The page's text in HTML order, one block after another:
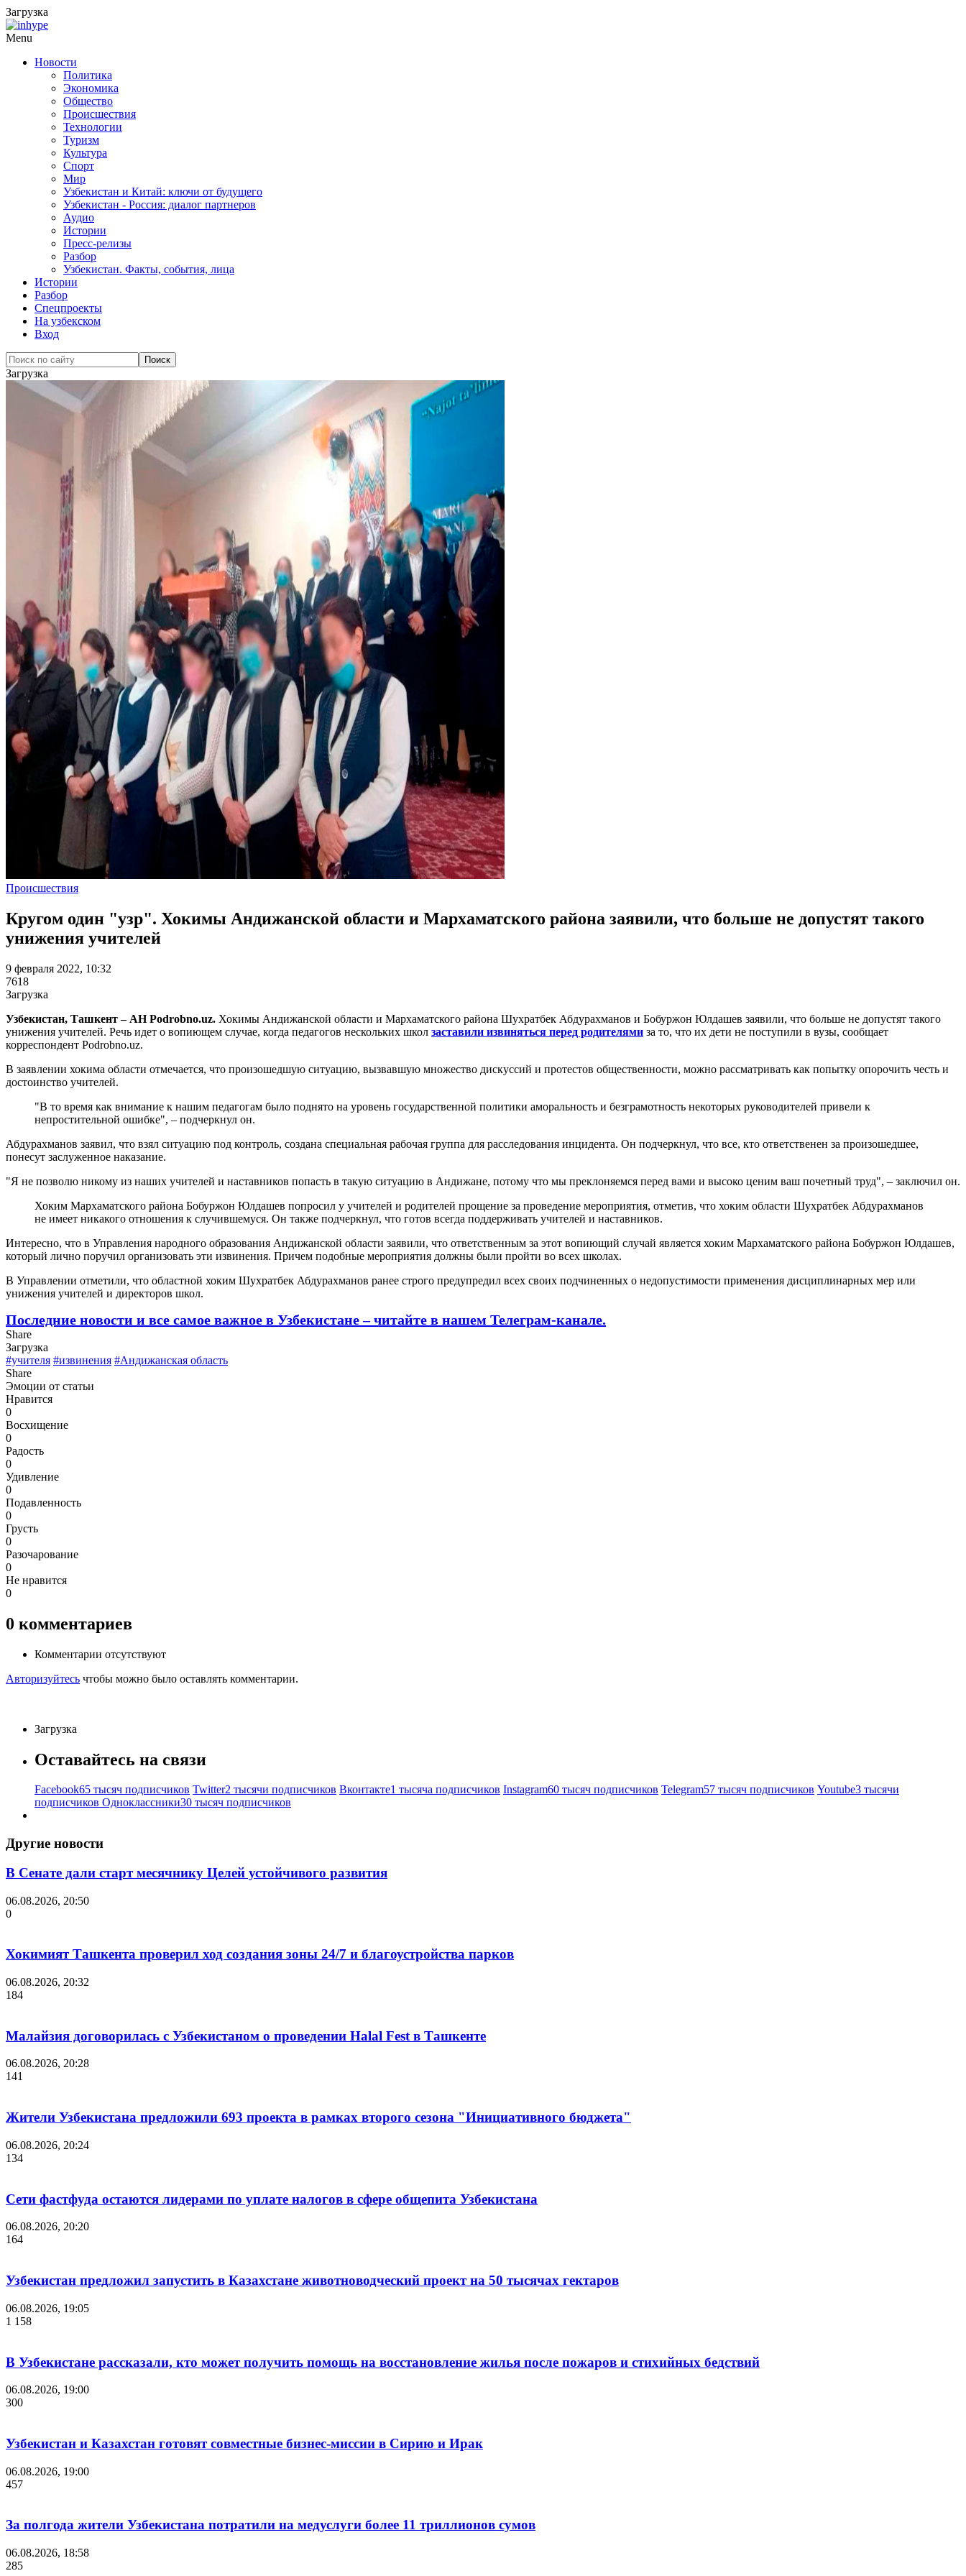
Загрузка
Menu
Новости
Политика
Экономика
Общество
Происшествия
Технологии
Туризм
Культура
Спорт
Мир
Узбекистан и Китай: ключи от будущего
Узбекистан - Россия: диалог партнеров
Аудио
Истории
Пресс-релизы
Разбор
Узбекистан. Факты, события, лица
Истории
Разбор
Спецпроекты
На узбекском
Вход
Загрузка
Происшествия
Кругом один "узр". Хокимы Андижанской области и Мархаматского района заявили, что больше не допустят такого
унижения учителей
9 февраля 2022, 10:32
7618
Загрузка
Узбекистан, Ташкент – АН Podrobno.uz. Хокимы Андижанской области и Мархаматского района Шухратбек Абдурахманов и Бобуржон Юлдашев заявили, что больше не допустят такого
унижения учителей. Речь идет о вопиющем случае, когда педагогов нескольких школ заставили извиняться перед родителями за то, что их дети не поступили в вузы, сообщает
корреспондент Podrobno.uz.
В заявлении хокима области отмечается, что произошедшую ситуацию, вызвавшую множество дискуссий и протестов общественности, можно рассматривать как попытку опорочить честь и
достоинство учителей.
"В то время как внимание к нашим педагогам было поднято на уровень государственной политики аморальность и безграмотность некоторых руководителей привели к
непростительной ошибке", – подчеркнул он.
Абдурахманов заявил, что взял ситуацию под контроль, создана специальная рабочая группа для расследования инцидента. Он подчеркнул, что все, кто ответственен за произошедшее,
понесут заслуженное наказание.
"Я не позволю никому из наших учителей и наставников попасть в такую ​​ситуацию в Андижане, потому что мы преклоняемся перед вами и высоко ценим ваш почетный труд", – заключил он.
Хоким Мархаматского района Бобуржон Юлдашев попросил у учителей и родителей прощение за проведение мероприятия, отметив, что хоким области Шухратбек Абдурахманов
не имеет никакого отношения к случившемуся. Он также подчеркнул, что готов всегда поддерживать учителей и наставников.
Интересно, что в Управления народного образования Андижанской области заявили, что ответственным за этот вопиющий случай является хоким Мархаматского района Бобуржон Юлдашев,
который лично поручил организовать эти извинения. Причем подобные мероприятия должны были пройти во всех школах.
В Управлении отметили, что областной хоким Шухратбек Абдурахманов ранее строго предупредил всех своих подчиненных о недопустимости применения дисциплинарных мер или
унижения учителей и директоров школ.
Последние новости и все самое важное в Узбекистане – читайте в нашем Телеграм-канале.
Share
Загрузка
#учителя #извинения #Андижанская область
Share
Эмоции от статьи
Нравится
0
Восхищение
0
Радость
0
Удивление
0
Подавленность
0
Грусть
0
Разочарование
0
Не нравится
0
0 комментариев
Комментарии отсутствуют
Авторизуйтесь чтобы можно было оставлять комментарии.
Загрузка
Оставайтесь на связи
Facebook65 тысяч подписчиков Twitter2 тысячи подписчиков Вконтакте1 тысяча подписчиков Instagram60 тысяч подписчиков Telegram57 тысяч подписчиков Youtube3 тысячи
подписчиков Одноклассники30 тысяч подписчиков
Другие новости
В Сенате дали старт месячнику Целей устойчивого развития
06.08.2026, 20:50
0
Хокимият Ташкента проверил ход создания зоны 24/7 и благоустройства парков
06.08.2026, 20:32
184
Малайзия договорилась с Узбекистаном о проведении Halal Fest в Ташкенте
06.08.2026, 20:28
141
Жители Узбекистана предложили 693 проекта в рамках второго сезона "Инициативного бюджета"
06.08.2026, 20:24
134
Сети фастфуда остаются лидерами по уплате налогов в сфере общепита Узбекистана
06.08.2026, 20:20
164
Узбекистан предложил запустить в Казахстане животноводческий проект на 50 тысячах гектаров
06.08.2026, 19:05
1 158
В Узбекистане рассказали, кто может получить помощь на восстановление жилья после пожаров и стихийных бедствий
06.08.2026, 19:00
300
Узбекистан и Казахстан готовят совместные бизнес-миссии в Сирию и Ирак
06.08.2026, 19:00
457
За полгода жители Узбекистана потратили на медуслуги более 11 триллионов сумов
06.08.2026, 18:58
285